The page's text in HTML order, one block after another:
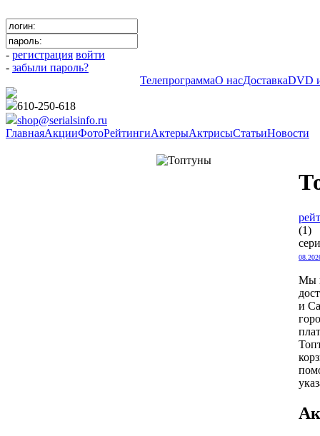
- регистрация войти
- забыли пароль?
ТелепрограммаО насДоставкаDVD
610-250-618
shop@serialsinfo.ru
ГлавнаяАкцииФотоРейтингиАктерыАктрисыСтатьиНовости
(1)
Мы
и